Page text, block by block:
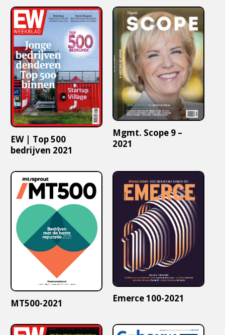
EW | Top 500
bedrijven 2021
Mgmt. Scope 9 –
2021
MT500-2021 Emerce 100-2021